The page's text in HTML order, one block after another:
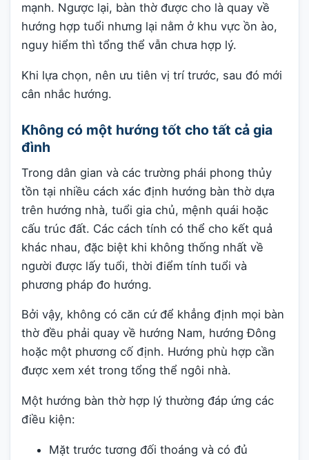
mạnh. Ngược lại, bàn thờ được cho là quay về
hướng hợp tuổi nhưng lại nằm ở khu vực ồn ào,
nguy hiểm thì tổng thể vẫn chưa hợp lý.
Khi lựa chọn, nên ưu tiên vị trí trước, sau đó mới
cân nhắc hướng.
Không có một hướng tốt cho tất cả gia
đình
Trong dân gian và các trường phái phong thủy
tồn tại nhiều cách xác định hướng bàn thờ dựa
trên hướng nhà, tuổi gia chủ, mệnh quái hoặc
cấu trúc đất. Các cách tính có thể cho kết quả
khác nhau, đặc biệt khi không thống nhất về
người được lấy tuổi, thời điểm tính tuổi và
phương pháp đo hướng.
Bởi vậy, không có căn cứ để khẳng định mọi bàn
thờ đều phải quay về hướng Nam, hướng Đông
hoặc một phương cố định. Hướng phù hợp cần
được xem xét trong tổng thể ngôi nhà.
Một hướng bàn thờ hợp lý thường đáp ứng các
điều kiện:
Mặt trước tương đối thoáng và có đủ